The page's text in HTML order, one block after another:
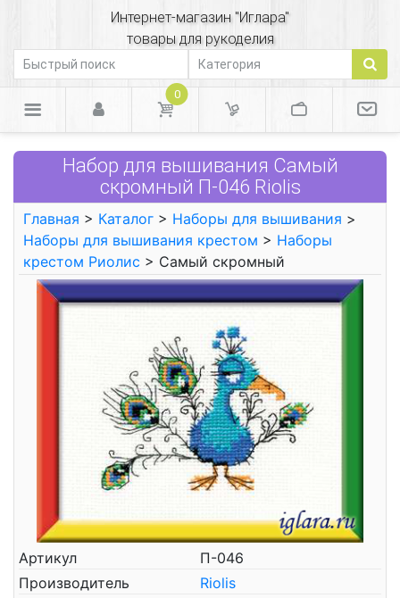
Интернет-магазин "Иглара"
товары для рукоделия
0
Набор для вышивания Самый
скромный П-046 Riolis
Главная > Каталог > Наборы для вышивания >
Наборы для вышивания крестом > Наборы
крестом Риолис > Самый скромный
Артикул
П-046
Производитель
Riolis